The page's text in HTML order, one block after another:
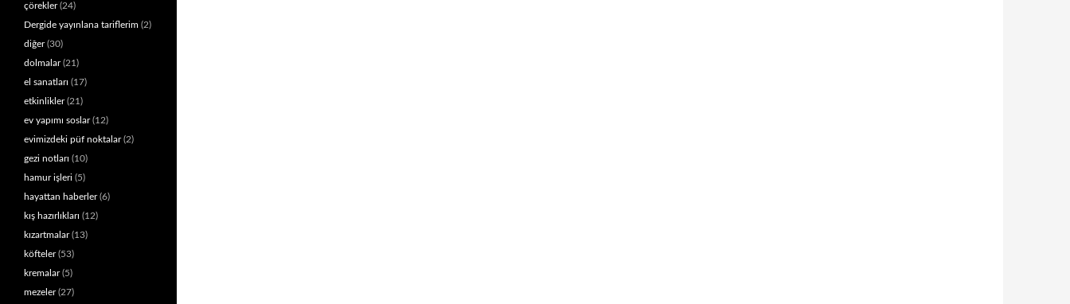
çörekler(24)
Dergide yayınlana tariflerim (2)
diğer(30)
dolmalar(21)
el sanatları (17)
etkinlikler(21)
ev yapımı soslar(12)
evimizdeki püf noktalar(2)
gezi notları (10)
hamur işleri (5)
hayattan haberler(6)
kış hazırlıkları (12)
kızartmalar(13)
köfteler(53)
kremalar(5)
mezeler(27)